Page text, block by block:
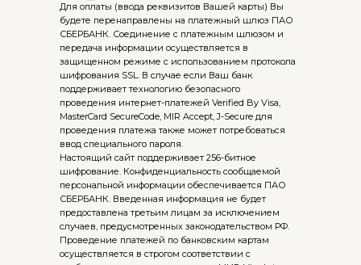
Для оплаты (ввода реквизитов Вашей карты) Вы
будете перенаправлены на платежный шлюз ПАО
СБЕРБАНК. Соединение с платежным шлюзом и
передача информации осуществляется в
защищенном режиме с использованием протокола
шифрования SSL. В случае если Ваш банк
поддерживает технологию безопасного
проведения интернет-платежей Verified By Visa,
MasterCard SecureCode, MIR Accept, J-Secure для
проведения платежа также может потребоваться
ввод специального пароля.
Настоящий сайт поддерживает 256-битное
шифрование. Конфиденциальность сообщаемой
персональной информации обеспечивается ПАО
СБЕРБАНК. Введенная информация не будет
предоставлена третьим лицам за исключением
случаев, предусмотренных законодательством РФ.
Проведение платежей по банковским картам
осуществляется в строгом соответствии с